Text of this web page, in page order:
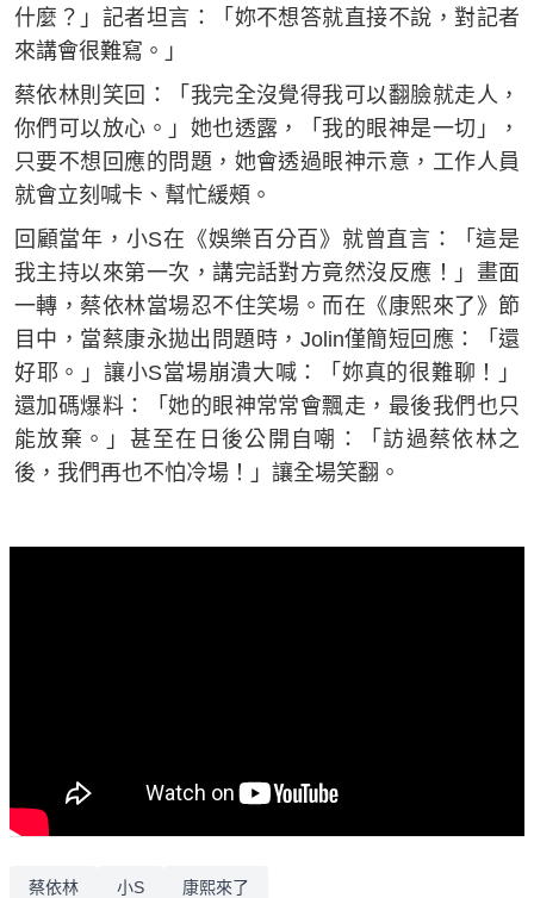
什麼？」記者坦言：「妳不想答就直接不說，對記者
來講會很難寫。」
蔡依林則笑回：「我完全沒覺得我可以翻臉就走人，
你們可以放心。」她也透露，「我的眼神是一切」，
只要不想回應的問題，她會透過眼神示意，工作人員
就會立刻喊卡、幫忙緩頰。
回顧當年，小S在《娛樂百分百》就曾直言：「這是
我主持以來第一次，講完話對方竟然沒反應！」畫面
一轉，蔡依林當場忍不住笑場。而在《康熙來了》節
目中，當蔡康永拋出問題時，Jolin僅簡短回應：「還
好耶。」讓小S當場崩潰大喊：「妳真的很難聊！」
還加碼爆料：「她的眼神常常會飄走，最後我們也只
能放棄。」甚至在日後公開自嘲：「訪過蔡依林之
後，我們再也不怕冷場！」讓全場笑翻。
蔡依林 小S 康熙來了